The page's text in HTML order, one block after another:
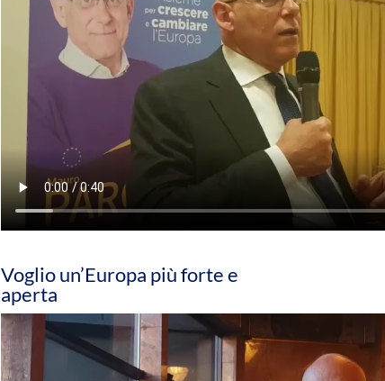
Voglio un’Europa più forte e
aperta